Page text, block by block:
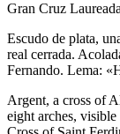
Gran Cruz
Escudo de plata,
real cerrada.
Fernando. Lema:
Argent, a cross of
eight arches,